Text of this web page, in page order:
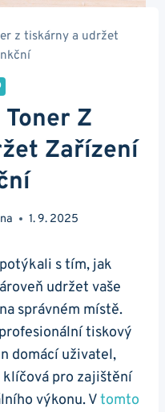
z tiskárny a udržet
Z
Zařízení
1. 9. 2025
s tím, jak
udržet vaše
správném místě.
tiskový
domácí uživatel,
klíčová pro zajištění
výkonu. Vtomto